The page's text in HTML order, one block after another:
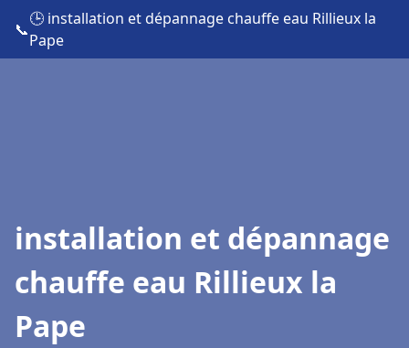
📞
🕒 installation et dépannage chauffe eau Rillieux la
Pape
installation et dépannage
chauffe eau Rillieux la
Pape